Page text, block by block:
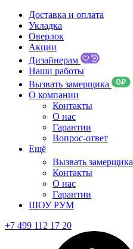
Доставка и оплата
Укладка
Оверлок
Акции
Дизайнерам
Наши работы
Вызвать замерщика
О компании
Контакты
О нас
Гарантии
Вопрос-ответ
Ещё
Вызвать замерщика
Контакты
О нас
Гарантии
ШОУ РУМ
+7 499 112 17 20